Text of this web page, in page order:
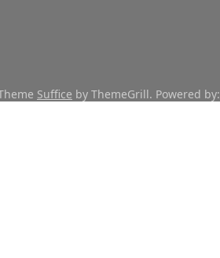
Suffice by ThemeGrill. Powered by: